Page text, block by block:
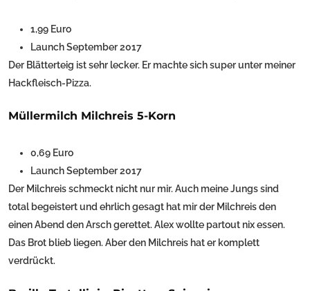
1,99 Euro
Launch September 2017
Der Blätterteig ist sehr lecker. Er machte sich super unter meiner
Hackfleisch-Pizza.
Müllermilch Milchreis 5-Korn
0,69 Euro
Launch September 2017
Der Milchreis schmeckt nicht nur mir. Auch meine Jungs sind
total begeistert und ehrlich gesagt hat mir der Milchreis den
einen Abend den Arsch gerettet. Alex wollte partout nix essen.
Das Brot blieb liegen. Aber den Milchreis hat er komplett
verdrückt.